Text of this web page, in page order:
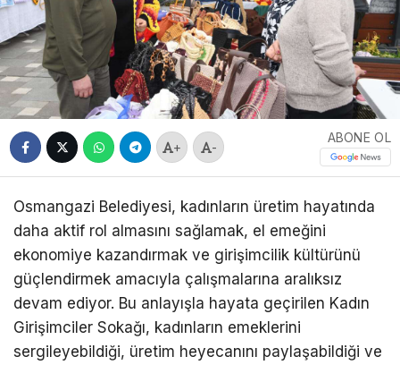
+ -
ABONE OL
Osmangazi Belediyesi, kadınların üretim hayatında
daha aktif rol almasını sağlamak, el emeğini
ekonomiye kazandırmak ve girişimcilik kültürünü
güçlendirmek amacıyla çalışmalarına aralıksız
devam ediyor. Bu anlayışla hayata geçirilen Kadın
Girişimciler Sokağı, kadınların emeklerini
sergileyebildiği, üretim heyecanını paylaşabildiği ve